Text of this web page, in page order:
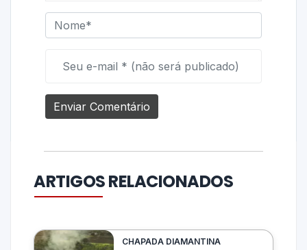
ARTIGOS RELACIONADOS
CHAPADA DIAMANTINA